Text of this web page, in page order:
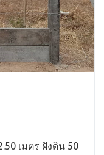
เมตร ฝังดิน 50